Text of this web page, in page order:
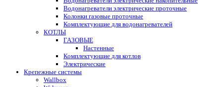
Водонагреватели электрические проточные
Колонки газовые проточные
Комплектующие для водонагревателей
КОТЛЫ
ГАЗОВЫЕ
Настенные
Комплектующие для котлов
Электрические
Крепежные системы
Wallbox